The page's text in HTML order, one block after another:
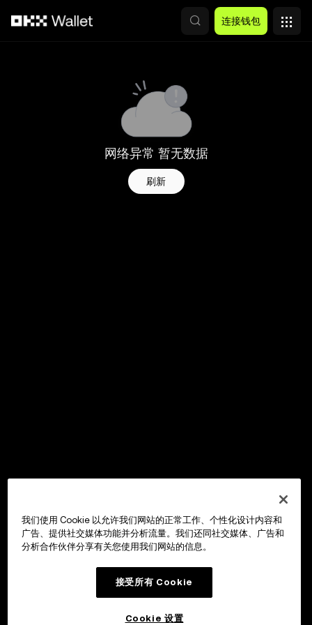
连接钱包
网络异常 暂无数据
刷新
我们使用 Cookie 以允许我们网站的正常工作、个性化设计内容和
广告、提供社交媒体功能并分析流量。我们还同社交媒体、广告和
分析合作伙伴分享有关您使用我们网站的信息。
接受所有 Cookie
Cookie 设置